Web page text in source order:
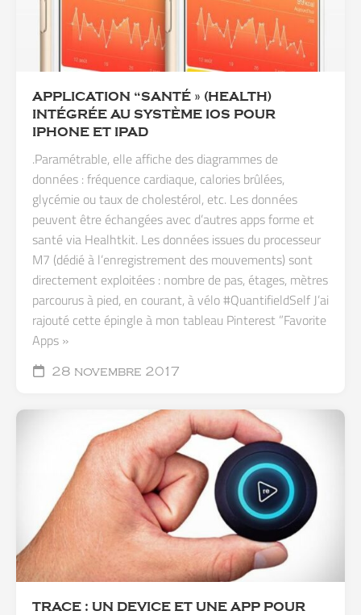
APPLICATION “SANTÉ » (HEALTH)
INTÉGRÉE AU SYSTÈME IOS POUR
IPHONE ET IPAD
.Paramétrable, elle affiche des diagrammes de
données : fréquence cardiaque, calories brûlées,
glycémie ou taux de cholestérol, etc. Les données
peuvent être échangées avec d’autres apps forme et
santé via Healhtkit. Les données issues du processeur
M7 (dédié à l’enregistrement des mouvements) sont
directement exploitées : nombre de pas, étages, mètres
parcourus à pied, en courant, à vélo #QuantifieldSelf J’ai
rajouté cette épingle à mon tableau Pinterest ”Favorite
Apps »
28 novembre 2017
TRACE : UN DEVICE ET UNE APP POUR